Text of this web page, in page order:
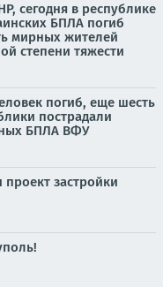
сегодня в республике
БПЛА погиб
мирных жителей
степени тяжести
погиб, еще шесть
пострадали
БПЛА ВФУ
застройки